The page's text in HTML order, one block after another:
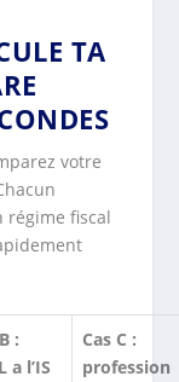
TA
votre
fiscal
:
a l’IS
Cas C :
profession